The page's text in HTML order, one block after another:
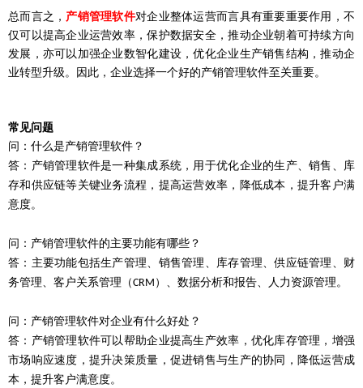
总而言之， 产销管理软件对企业整体运营而言具有重要重要作用，不
仅可以提高企业运营效率，保护数据安全，推动企业朝着可持续方向
发展，亦可以加强企业数智化建设，优化企业生产销售结构，推动企
业转型升级。因此，企业选择一个好的产销管理软件至关重要。
常见问题
问： 什么是产销管理软件？
答： 产销管理软件是一种集成系统，用于优化企业的生产、销售、库
存和供应链等关键业务流程，提高运营效率，降低成本，提升客户满
意度。
问： 产销管理软件的主要功能有哪些？
答： 主要功能包括生产管理、销售管理、库存管理、供应链管理、财
务管理、客户关系管理（CRM ）、数据分析和报告、人力资源管理。
问： 产销管理软件对企业有什么好处？
答： 产销管理软件可以帮助企业提高生产效率，优化库存管理，增强
市场响应速度，提升决策质量，促进销售与生产的协同，降低运营成
本，提升客户满意度。